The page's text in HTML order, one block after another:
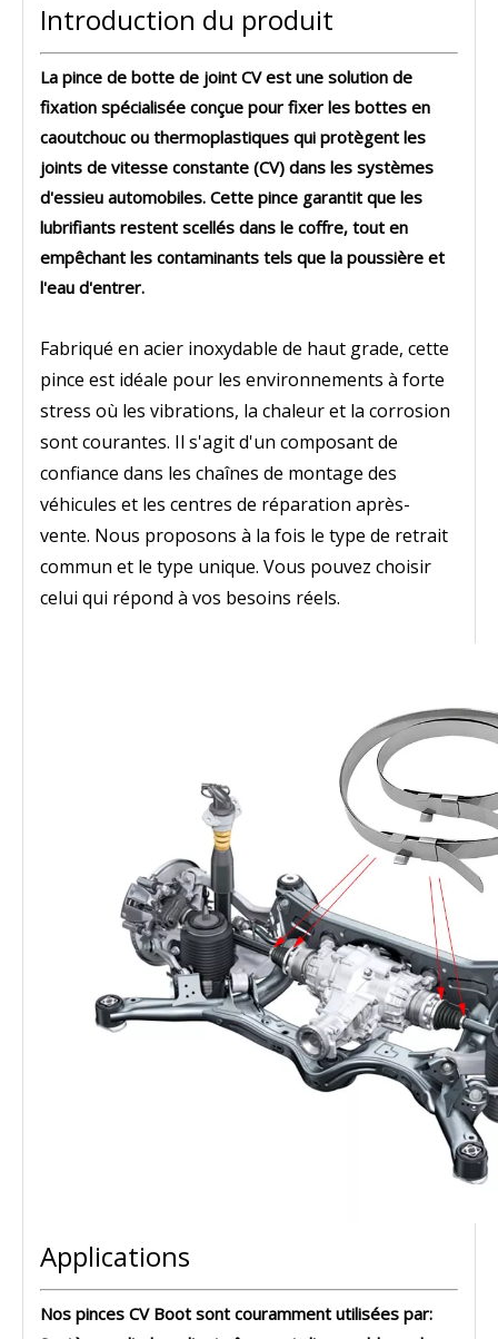
Introduction du produit
La pince de botte de joint CVest une solution de
fixation spécialisée conçue pour fixer les bottes en
caoutchouc ou thermoplastiques qui protègent les
joints de vitesse constante (CV) dans les systèmes
d'essieu automobiles. Cette pince garantit que les
lubrifiants restent scellés dans le coffre, tout en
empêchant les contaminants tels que la poussière et
l'eau d'entrer.
Fabriqué en acier inoxydable de haut grade, cette
pince est idéale pour les environnements à forte
stress où les vibrations, la chaleur et la corrosion
sont courantes. Il s'agit d'un composant de
confiance dans les chaînes de montage des
véhicules et les centres de réparation après-
vente. Nous proposons à la fois le type de retrait
commun et le type unique. Vous pouvez choisir
celui qui répond à vos besoins réels.
Applications
Nos pinces CV Boot sont couramment utilisées par: